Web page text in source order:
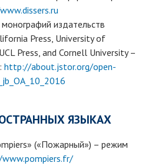
издательств
Press, University of
Press, and Cornell University –
http://about.jstor.org/open-
ЯЗЫКАХ
(«Пожарный») – режим